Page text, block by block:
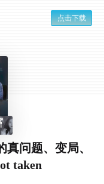
点击下载
问题、变局、
taken